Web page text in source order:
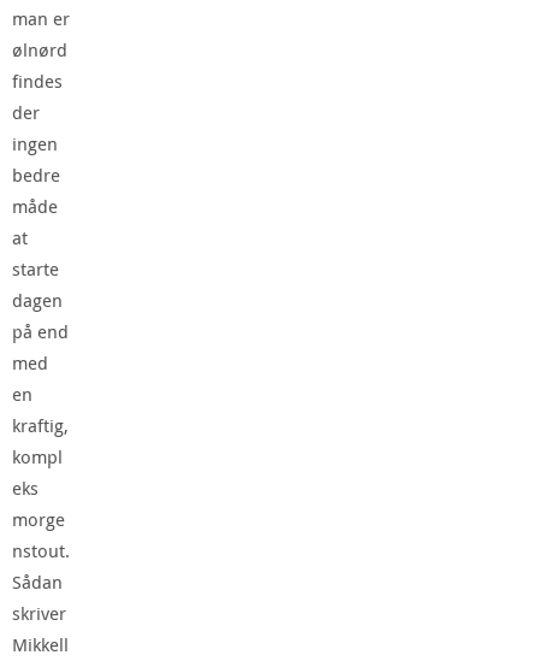
man er
ølnørd
findes
der
ingen
bedre
måde
at
starte
dagen
på end
med
en
kraftig,
kompl
eks
morge
nstout.
Sådan
skriver
Mikkell